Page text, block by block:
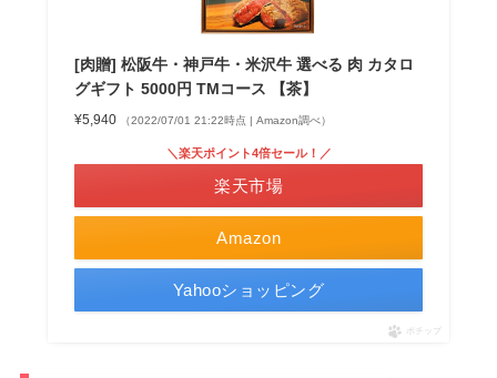
[肉贈] 松阪牛・神戸牛・米沢牛 選べる 肉 カタロ
グギフト 5000円 TMコース 【茶】
¥5,940 （2022/07/01 21:22時点 | Amazon調べ）
Amazon
＼楽天ポイント4倍セール！／
楽天市場
Yahooショッピング
ポチップ